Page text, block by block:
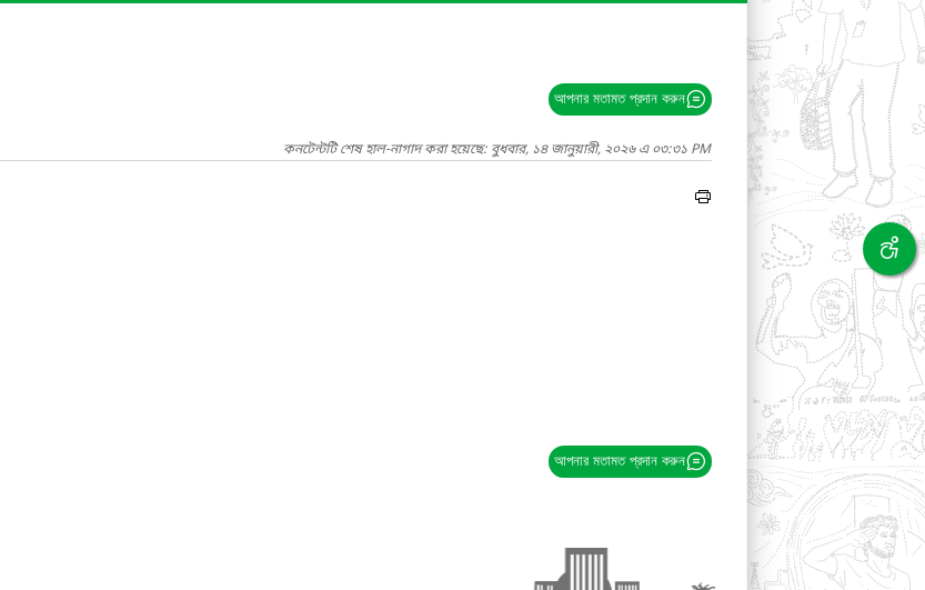
আপনার মতামত প্রদান করুন
কনটেন্টটি শেষ হাল-নাগাদ করা হয়েছে: বুধবার, ১৪ জানুয়ারী, ২০২৬ এ ০৩:৩১ PM
আপনার মতামত প্রদান করুন